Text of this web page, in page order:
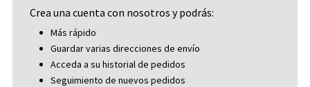
Crea una cuenta con nosotros y podrás:
Más rápido
Guardar varias direcciones de envío
Acceda a su historial de pedidos
Seguimiento de nuevos pedidos